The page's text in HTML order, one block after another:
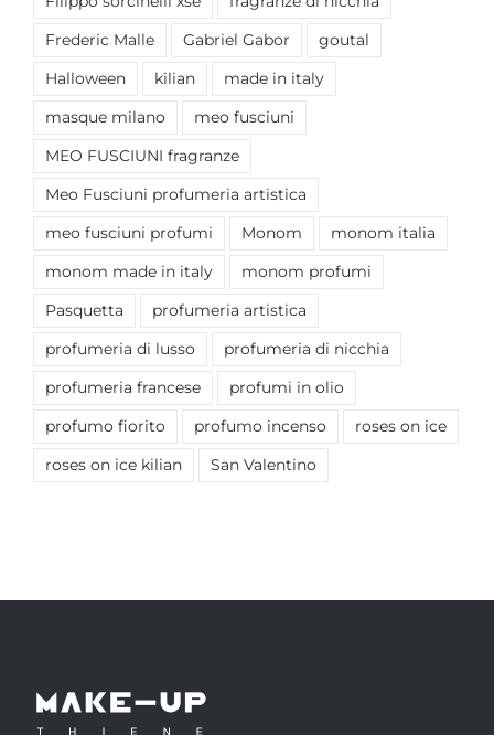
Frederic Malle Gabriel Gabor goutal
Halloween kilian made in italy
masque milano meo fusciuni
MEO FUSCIUNI fragranze
Meo Fusciuni profumeria artistica
meo fusciuni profumi Monom monom italia
monom made in italy monom profumi
Pasquetta profumeria artistica
profumeria di lusso profumeria di nicchia
profumeria francese profumi in olio
profumo fiorito profumo incenso roses on ice
roses on ice kilian San Valentino